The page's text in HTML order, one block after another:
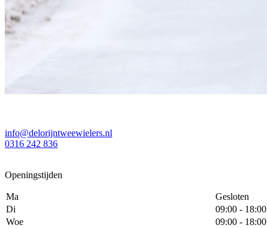
info@delorijntweewielers.nl
0316 242 836
Openingstijden
Ma
Gesloten
Di
09:00 - 18:00
Woe
09:00 - 18:00